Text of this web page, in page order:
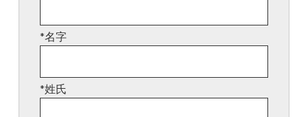
*名字
*姓氏